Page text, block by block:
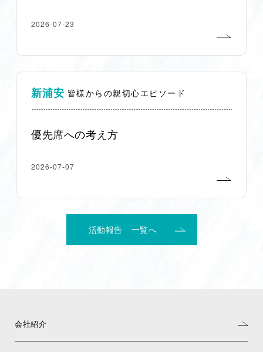
2026-07-23
新浦安 皆様からの親切心エピソード
優先席への考え方
2026-07-07
活動報告 一覧へ
会社紹介